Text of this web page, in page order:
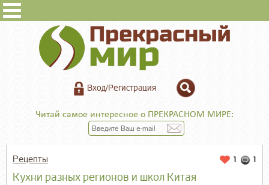
Вход/Регистрация
Читай самое интересное о ПРЕКРАСНОМ МИРЕ:
1
1
Рецепты
Кухни разных регионов и школ Китая